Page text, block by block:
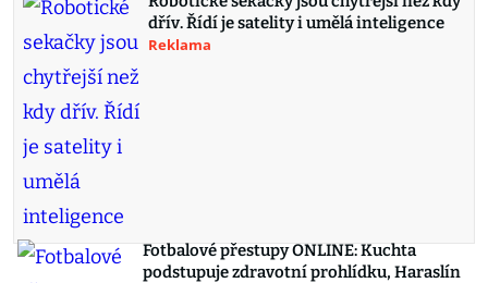
dřív. Řídí je satelity i umělá inteligence
Reklama
Fotbalové přestupy ONLINE: Kuchta
podstupuje zdravotní prohlídku, Haraslín